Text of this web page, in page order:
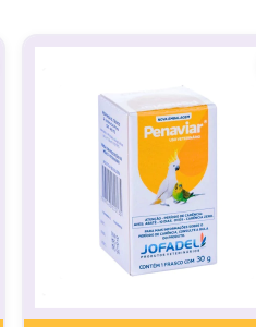
bicudo, trinca ferro e
de água ou 50g de ração,
calopsita e outros)
de água ou 50g de ração,